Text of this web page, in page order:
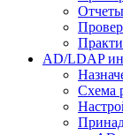
AD/LDAP
Схема